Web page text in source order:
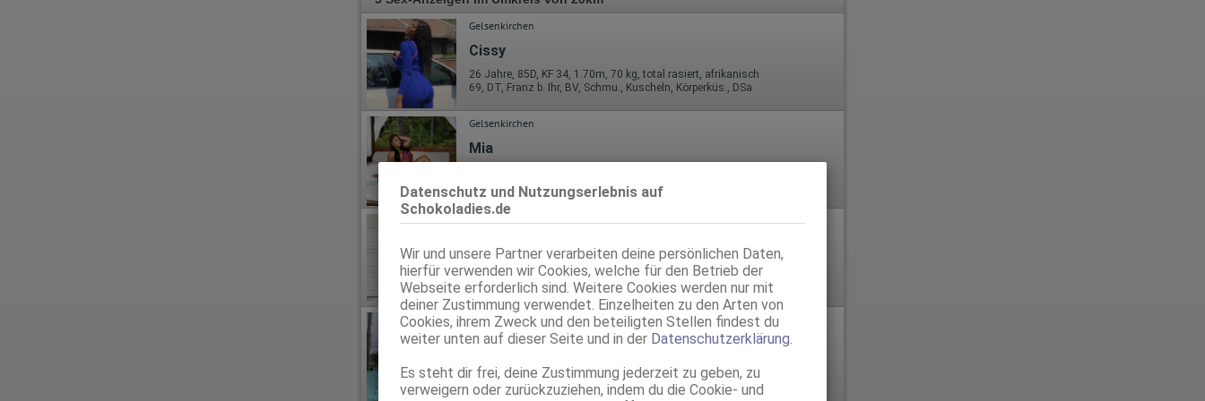
Datenschutz und Nutzungserlebnis auf
Schokoladies.de
Wir und unsere Partner verarbeiten deine persönlichen Daten,
hierfür verwenden wir Cookies, welche für den Betrieb der
Webseite erforderlich sind. Weitere Cookies werden nur mit
deiner Zustimmung verwendet. Einzelheiten zu den Arten von
Cookies, ihrem Zweck und den beteiligten Stellen findest du
weiter unten auf dieser Seite und in der Datenschutzerklärung.
Es steht dir frei, deine Zustimmung jederzeit zu geben, zu
verweigern oder zurückzuziehen, indem du die Cookie- und
Gelsenkirchen
Cissy
26 Jahre, 85D, KF 34, 1.70m, 70 kg, total rasiert, afrikanisch
69, DT, Franz b. Ihr, BV, Schmu., Kuscheln, Körperküs., DSa
Gelsenkirchen
Mia
ZK, AV, 69, GF6, DT, NSa, NSp
Gelsenkirchen
Tessy
23 Jahre, 80B, KF 38, 1.75m, 60 kg, total rasiert, exotisch
69, GF6, DT, Franz b. Ihr, BV, MFF, MMF
Gelsenkirchen
Annie
26 Jahre, 80B, KF 36/38, 1.67m, 70 kg, teilrasiert, afrikanisch
ZK, 69, DT, NSp, devot, Franz b. Ihr, MFF